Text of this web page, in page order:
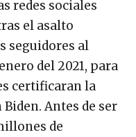
redes sociales
el asalto
seguidores al
del 2021, para
certificaran la
Antes de ser
de